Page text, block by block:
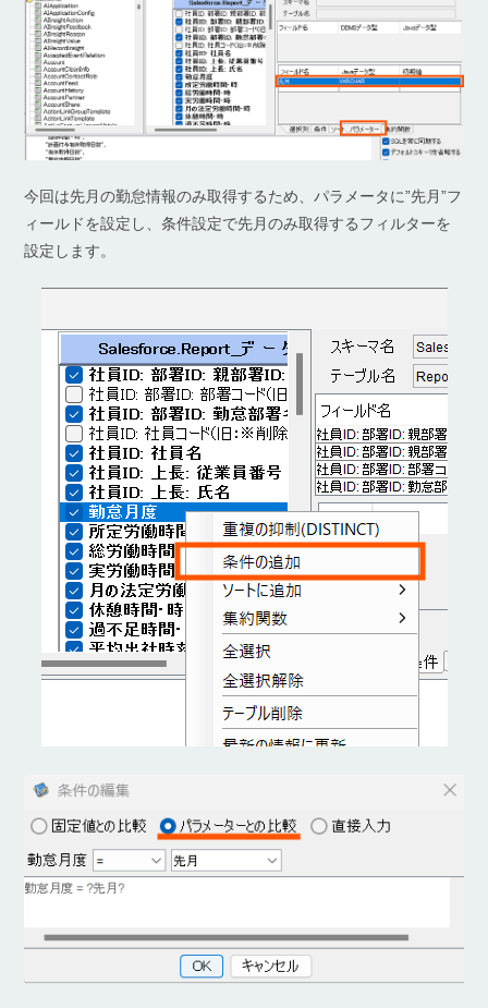
今回は先月の勤怠情報のみ取得するため、パラメータに”先月”フ
ィールドを設定し、条件設定で先月のみ取得するフィルターを
設定します。